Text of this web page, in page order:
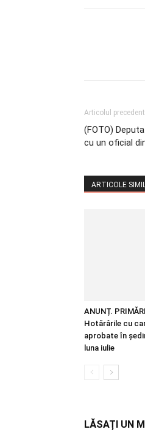
Articolul precedent
(FOTO)
cu un oficial
ARTICOLE
ANUNȚ.
Hotărârile cu
aprobate în
luna iulie
LĂSAȚI UN